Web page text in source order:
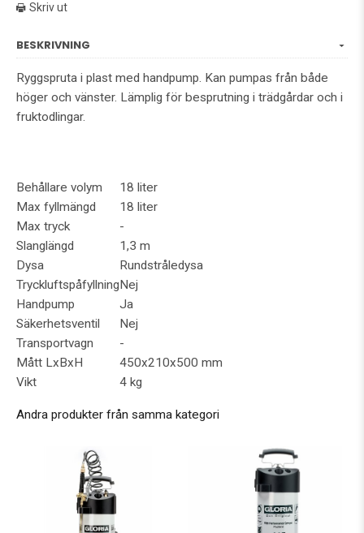
Skriv ut
BESKRIVNING
Ryggspruta i plast med handpump. Kan pumpas från både
höger och vänster. Lämplig för besprutning i trädgårdar och i
fruktodlingar.
Behållare volym
18 liter
Max fyllmängd
18 liter
Max tryck
-
Slanglängd
1,3 m
Dysa
Rundstråledysa
TryckluftspåfyllningNej
Handpump
Ja
Säkerhetsventil
Nej
Transportvagn
-
Mått LxBxH
450x210x500 mm
Vikt
4 kg
Andra produkter från samma kategori